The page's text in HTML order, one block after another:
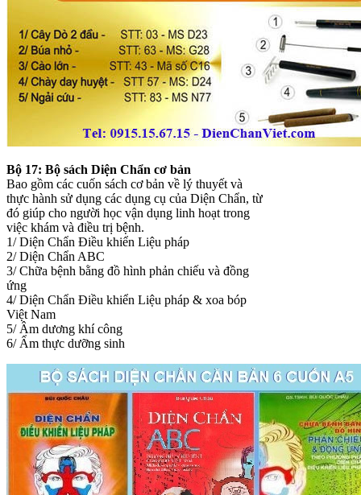
Bộ 17: Bộ sách Diện Chẩn cơ bản
Bao gồm các cuốn sách cơ bản về lý thuyết và
thực hành sử dụng các dụng cụ của Diện Chẩn, từ
đó giúp cho người học vận dụng linh hoạt trong
việc khám và điều trị bệnh.
1/ Diện Chẩn Điều khiển Liệu pháp
2/ Diện Chẩn ABC
3/ Chữa bệnh bằng đồ hình phản chiếu và đồng
ứng
4/ Diện Chẩn Điều khiển Liệu pháp & xoa bóp
Việt Nam
5/ Âm dương khí công
6/ Ẩm thực dưỡng sinh